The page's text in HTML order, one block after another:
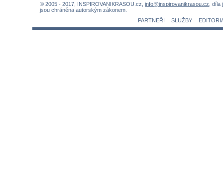
© 2005 - 2017, INSPIROVANIKRASOU.cz, info@inspirovanikrasou.cz ,
jsou chráněna autorským zákonem.
PARTNEŘI
SLUŽBY